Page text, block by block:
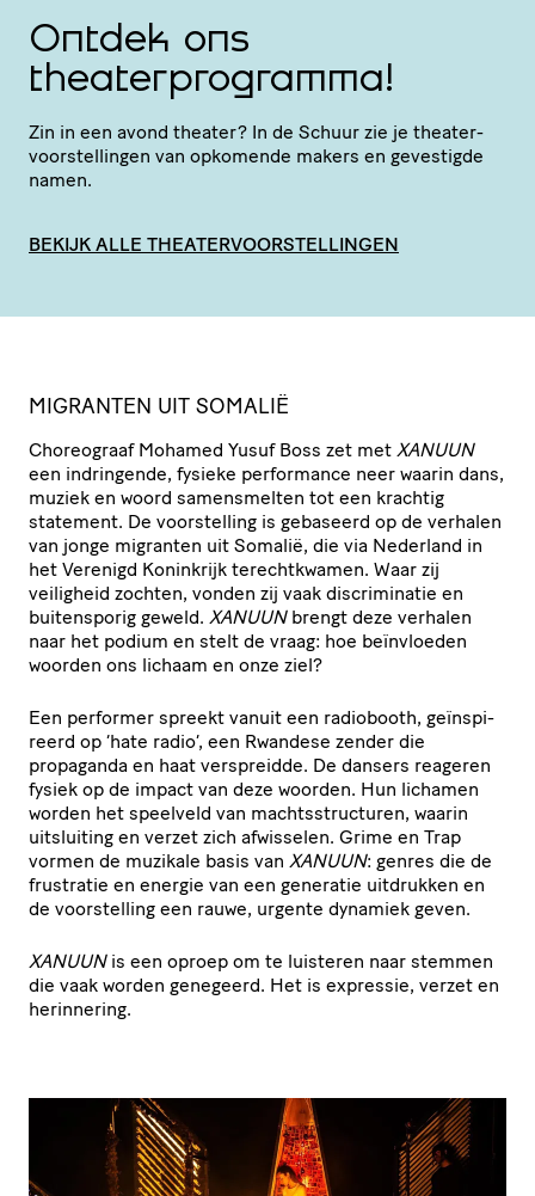
Ontdek ons
theaterprogramma!
Zin in een avond theater? In de Schuur zie je thea­ter­
voor­stel­lingen van opkomende makers en gevestigde
namen.
BEKIJK ALLE THEATERVOORSTELLINGEN
MIGRANTEN UIT SOMALIË
Choreograaf Mohamed Yusuf Boss zet met XANUUN
een indringende, fysieke performance neer waarin dans,
muziek en woord samen­smelten tot een krachtig
statement. De voor­stel­ling is gebaseerd op de verhalen
van jonge migranten uit Somalië, die via Nederland in
het Verenigd Koninkrijk terecht­kwamen. Waar zij
veiligheid zochten, vonden zij vaak discri­mi­natie en
buiten­sporig geweld. XANUUN brengt deze verhalen
naar het podium en stelt de vraag: hoe beïnvloeden
woorden ons lichaam en onze ziel?
Een performer spreekt vanuit een radiobooth, geïn­spi­
reerd op ‘hate radio’, een Rwandese zender die
propaganda en haat verspreidde. De dansers reageren
fysiek op de impact van deze woorden. Hun lichamen
worden het speelveld van machts­struc­turen, waarin
uitsluiting en verzet zich afwisselen. Grime en Trap
vormen de muzikale basis van XANUUN: genres die de
frustratie en energie van een generatie uitdrukken en
de voor­stel­ling een rauwe, urgente dynamiek geven.
XANUUN is een oproep om te luisteren naar stemmen
die vaak worden genegeerd. Het is expressie, verzet en
herinnering.